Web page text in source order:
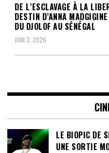
DE L’ESCLAVAGE À LA
DESTIN D’ANNA
DU DJOLOF AU SÉNÉGAL
JUIN 3, 2026
LE BIOPIC DE
UNE SORTIE